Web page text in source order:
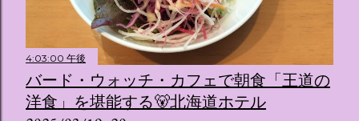
4:03:00 午後
バード・ウォッチ・カフェで朝食「王道の
洋食」を堪能する🐻北海道ホテル